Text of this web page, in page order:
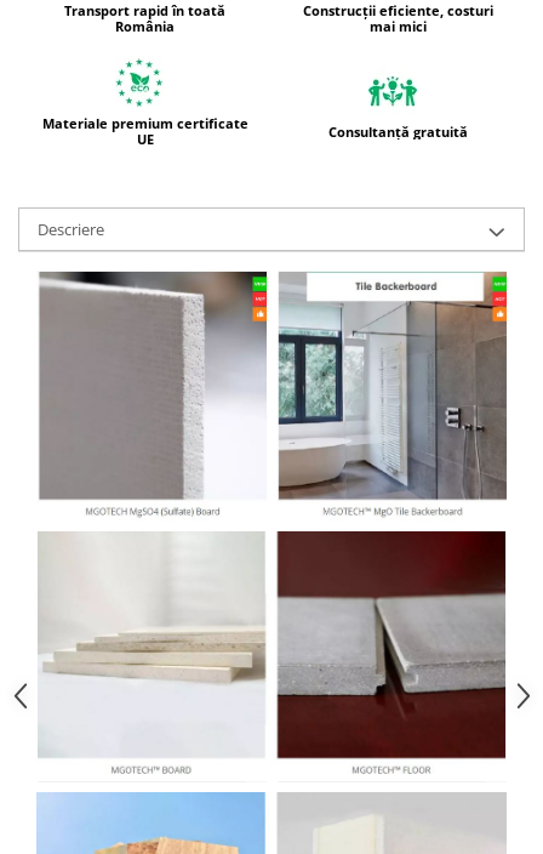
Transport rapid în toată
România
Construcții eficiente, costuri
mai mici
Materiale premium certificate
UE
Consultanță gratuită
Descriere